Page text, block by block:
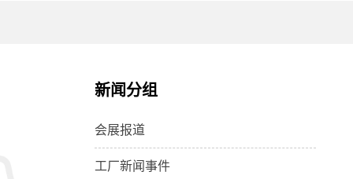
新闻分组
会展报道
工厂新闻事件